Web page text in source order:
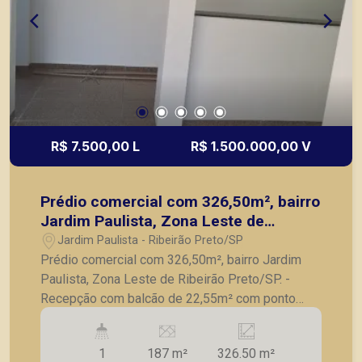
como clínicas, escritórios, escolas de música,
educação, línguas, com diversas opções de
adaptações. Também temos imóveis no Nova
Aliança, Jardim Botânico, Jardim Canadá, casas e
apartamentos próximos a mercados, farmácias,
escolas, além de pontos comerciais localizados
na Zona Sul.
R$ 7.500,00 L R$ 1.500.000,00 V
Prédio comercial com 326,50m², bairro
Jardim Paulista, Zona Leste de
Ribeirão Preto/SP.
Jardim Paulista - Ribeirão Preto/SP
Prédio comercial com 326,50m², bairro Jardim
Paulista, Zona Leste de Ribeirão Preto/SP. -
Recepção com balcão de 22,55m² com ponto
para ar condicionado; - 1 sala administrativa de
6,70m², 2,51 x 2,67m com ponto para ar
condicionado; - 1 vestiário com 2 divisórias
1 187 m² 326.50 m²